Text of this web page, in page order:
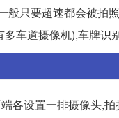
般只要超速都会被
车道摄像机),车牌识
各设置一排摄像头,